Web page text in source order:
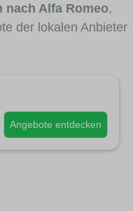
nach Alfa Romeo,
der lokalen Anbieter
Angebote entdecken